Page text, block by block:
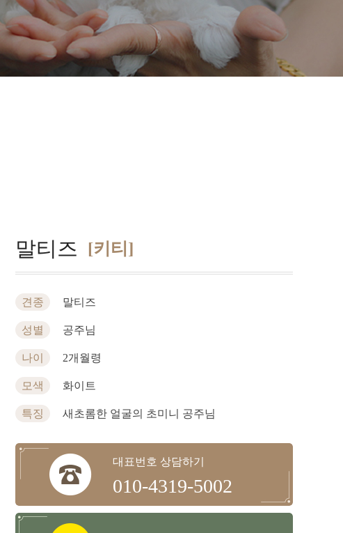
말티즈 [키티]
견종 말티즈
성별 공주님
나이 2개월령
모색 화이트
특징 새초롬한 얼굴의 초미니 공주님
대표번호 상담하기
010-4319-5002